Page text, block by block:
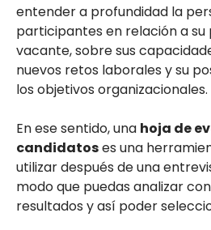
entender a profundidad la
participantes en relación a
vacante, sobre sus
nuevos retos laborales y su
los objetivos organizacionales.
En ese sentido, una hoja de
candidatoses una
utilizar después de una
modo que puedas analizar
resultados y así poder